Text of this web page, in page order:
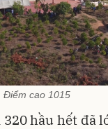
Điểm cao 1015
320 hầu hết đã